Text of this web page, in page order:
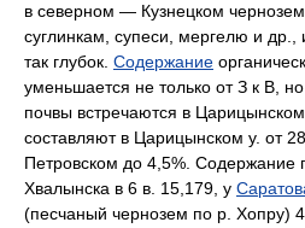
в северном — Кузнецком чернозем
суглинкам, супеси, мергелю и
так глубок. Содержание
уменьшается не только от З к В,
почвы встречаются в Царицынском
составляют в Царицынском у. от
Петровском до 4,5%. Содержание
Хвалынска в 6 в. 15,179, у
(песчаный чернозем по р. Хопру)